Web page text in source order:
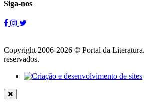
Siga-nos
Copyright 2006-2026 © Portal da
reservados.